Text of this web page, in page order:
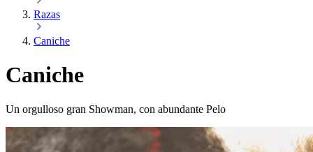
Razas
Caniche
Caniche
Un orgulloso gran Showman, con abundante Pelo